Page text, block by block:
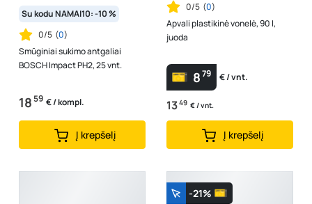
Su kodu NAMAI10: -10 %
0/5 (0)
Smūginiai sukimo antgaliai
BOSCH Impact PH2, 25 vnt.
1859 € / kompl.
Į krepšelį
0/5 (0)
Apvali plastikinė vonelė, 90 l,
juoda
879 € / vnt.
1349 € / vnt.
Į krepšelį
-21%